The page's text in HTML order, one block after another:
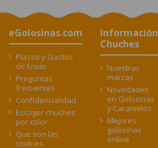
eGolosinas.com
Plazos y Gastos
de Envío
Preguntas
frecuentes
Confidencialidad
Escoger chuches
por color
Que son las
cookies
Información
Chuches
Nuestras
marcas
Novedades
en Golosinas
y Caramelos
Mejores
golosinas
online